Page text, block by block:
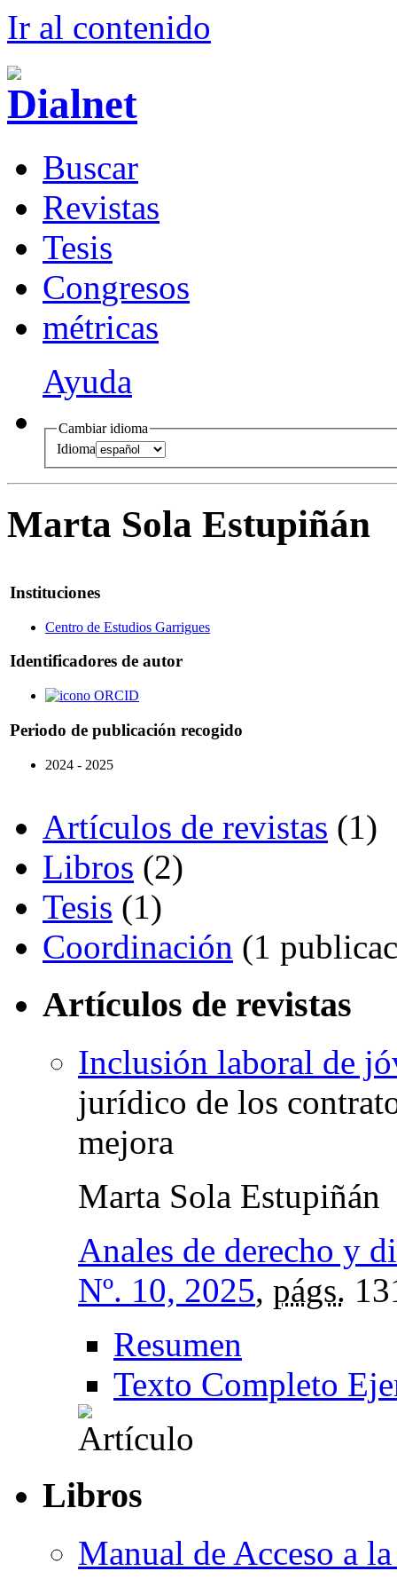
Ir al contenido
Buscar
Revistas
Tesis
Congresos
métricas
Ayuda
Cambiar idioma
Idioma
Marta Sola Estupiñán
Instituciones
Centro de Estudios Garrigues
Identificadores de autor
ORCID
Periodo de publicación recogido
2024 - 2025
Artículos de revistas (1)
Libros (2)
Tesis (1)
Coordinación (1
Artículos de revistas
Inclusión laboral de
jurídico de los
mejora
Marta Sola Estupiñán
Anales de derecho y
Nº. 10, 2025, págs.
Resumen
Texto Completo
Libros
Manual de Acceso a